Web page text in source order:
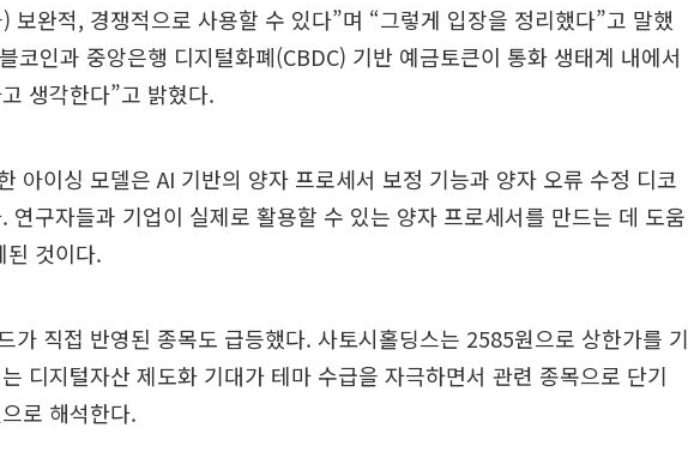
보완적, 경쟁적으로 사용할 수 있다”며 “그렇게 입장을 정리했다”고 말했
코인과 중앙은행 디지털화폐(CBDC) 기반 예금토큰이 통화 생태계 내에서
생각한다”고 밝혔다.
아이싱 모델은 AI 기반의 양자 프로세서 보정 기능과 양자 오류 수정 디코
연구자들과 기업이 실제로 활용할 수 있는 양자 프로세서를 만드는 데 도움
된 것이다.
가 직접 반영된 종목도 급등했다. 사토시홀딩스는 2585원으로 상한가를 기
디지털자산 제도화 기대가 테마 수급을 자극하면서 관련 종목으로 단기
로 해석한다.